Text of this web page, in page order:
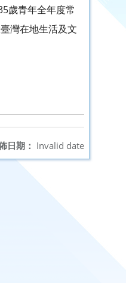
歲青年全年度常
灣在地生活及文
日期： Invalid date